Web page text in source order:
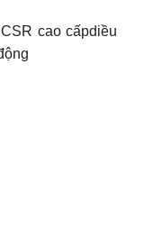
cao cấpdiều